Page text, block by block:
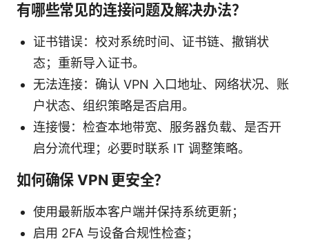
有哪些常见的连接问题及解决办法？
证书错误：校对系统时间、证书链、撤销状
态；重新导入证书。
无法连接：确认 VPN 入口地址、网络状况、账
户状态、组织策略是否启用。
连接慢：检查本地带宽、服务器负载、是否开
启分流代理；必要时联系 IT 调整策略。
如何确保 VPN 更安全？
使用最新版本客户端并保持系统更新；
启用 2FA 与设备合规性检查；